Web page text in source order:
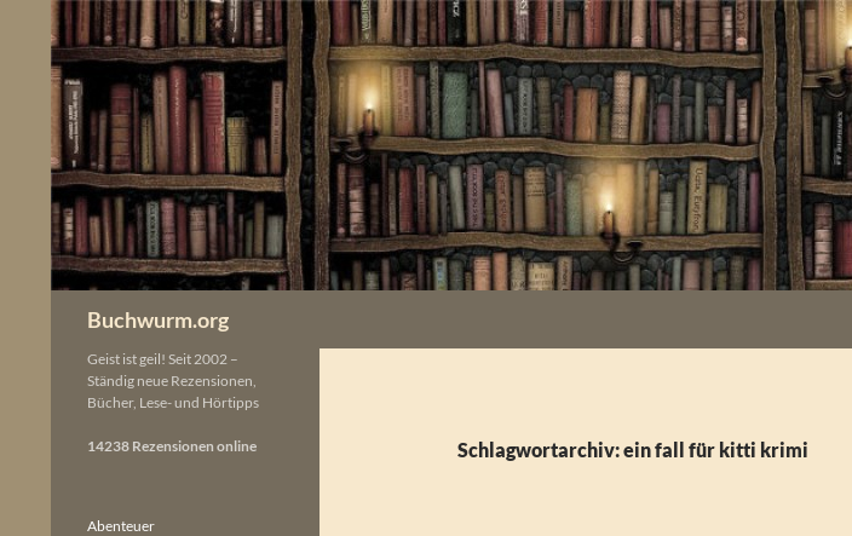
springen
Buchwurm.org
Schlagwortarchiv: ein fall für kitti krimi
Geist ist geil! Seit 2002 –
Ständig neue Rezensionen,
Bücher, Lese- und Hörtipps
14238 Rezensionen online
Abenteuer